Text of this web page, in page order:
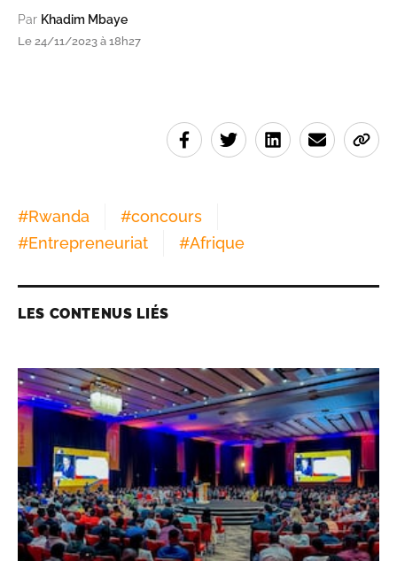
Par Khadim Mbaye
Le 24/11/2023 à 18h27
#Rwanda #concours
#Entrepreneuriat #Afrique
LES CONTENUS LIÉS